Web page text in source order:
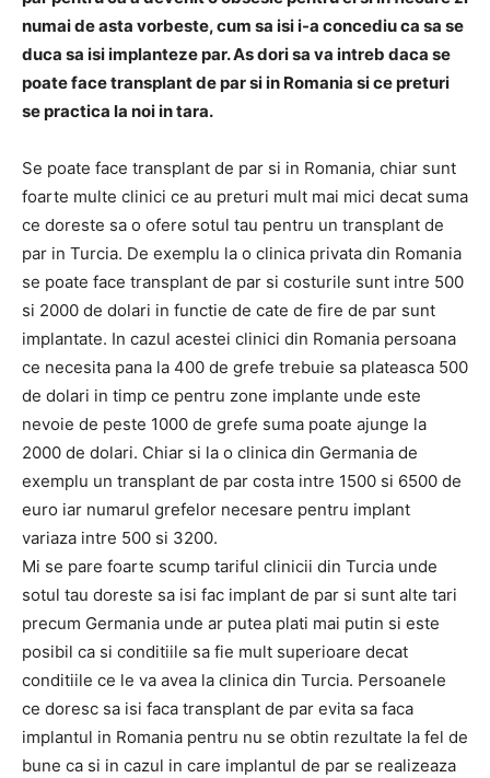
numai de asta vorbeste, cum sa isi i-a concediu ca sa se
duca sa isi implanteze par. As dori sa va intreb daca se
poate face transplant de par si in Romania si ce preturi
se practica la noi in tara.
Se poate face transplant de par si in Romania, chiar sunt
foarte multe clinici ce au preturi mult mai mici decat suma
ce doreste sa o ofere sotul tau pentru un transplant de
par in Turcia. De exemplu la o clinica privata din Romania
se poate face transplant de par si costurile sunt intre 500
si 2000 de dolari in functie de cate de fire de par sunt
implantate. In cazul acestei clinici din Romania persoana
ce necesita pana la 400 de grefe trebuie sa plateasca 500
de dolari in timp ce pentru zone implante unde este
nevoie de peste 1000 de grefe suma poate ajunge la
2000 de dolari. Chiar si la o clinica din Germania de
exemplu un transplant de par costa intre 1500 si 6500 de
euro iar numarul grefelor necesare pentru implant
variaza intre 500 si 3200.
Mi se pare foarte scump tariful clinicii din Turcia unde
sotul tau doreste sa isi fac implant de par si sunt alte tari
precum Germania unde ar putea plati mai putin si este
posibil ca si conditiile sa fie mult superioare decat
conditiile ce le va avea la clinica din Turcia. Persoanele
ce doresc sa isi faca transplant de par evita sa faca
implantul in Romania pentru nu se obtin rezultate la fel de
bune ca si in cazul in care implantul de par se realizeaza